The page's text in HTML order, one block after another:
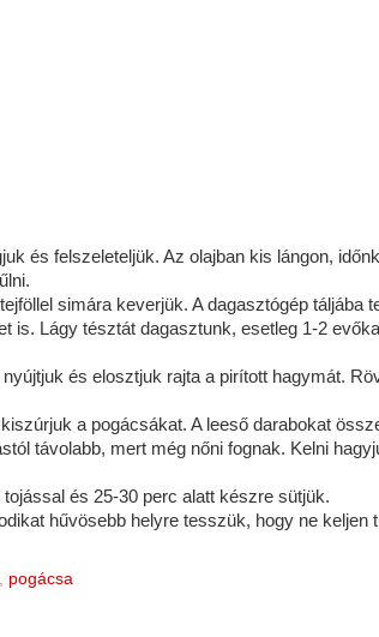
és felszeleteljük. Az olajban kis lángon,
simára keverjük. A dagasztógép táljába
is. Lágy tésztát dagasztunk, esetleg 1-2
és elosztjuk rajta a pirított hagymát.
a pogácsákat. A leeső darabokat
távolabb, mert még nőni fognak. Kelni
és 25-30 perc alatt készre sütjük.
hűvösebb helyre tesszük, hogy ne keljen
pogácsa